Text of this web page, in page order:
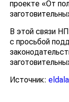
проекте «От
В этой связи
с просьбой
Источник: